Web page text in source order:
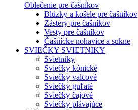
Oblečenie pre čašníkov
Blúzky a košele pre čašníkov
Zástery pre čašníkov
Vesty pre čašníkov
Čašnícke nohavice a sukne
SVIEČKY SVIETNIKY
Svietniky
Sviečky kónické
Sviečky valcové
Sviečky guľaté
Sviečky čajové
Sviečky plávajúce